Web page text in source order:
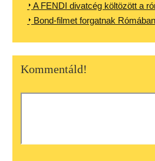
A FENDI divatcég költözött a
Bond-filmet forgatnak Rómában
Kommentáld!